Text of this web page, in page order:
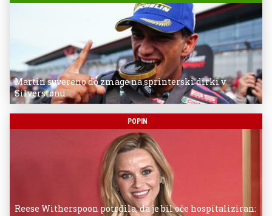
Martin suvereno do zmage na sprinterski dirki v
Silverstonu
POPIN
Reese Witherspoon potrdila, da je bil oče hospitaliziran: